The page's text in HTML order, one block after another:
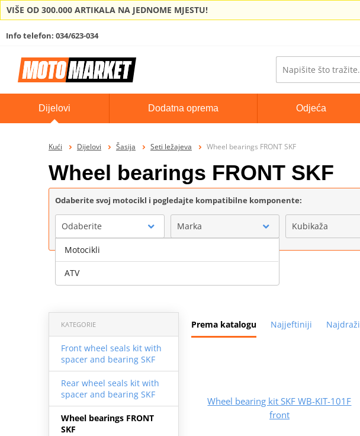
VIŠE OD 300.000 ARTIKALA NA JEDNOME MJESTU!
Info telefon: 034/623-034
Dijelovi Dodatna oprema Odjeća
Kući Dijelovi Šasija Seti ležajeva Wheel bearings FRONT SKF
Wheel bearings FRONT SKF
Odaberite svoj motocikl i pogledajte kompatibilne komponente:
Odaberite Marka Kubikaža
Prema katalogu Najjeftiniji Najdraži
KATEGORIE
Front wheel seals kit with
spacer and bearing SKF
Rear wheel seals kit with
spacer and bearing SKF
Wheel bearings FRONT
SKF
Wheel bearing kit SKF WB-KIT-101F
front
Motocikli
ATV